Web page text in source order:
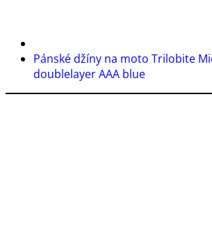
Pánské džíny na moto Trilobite
doublelayer AAA blue